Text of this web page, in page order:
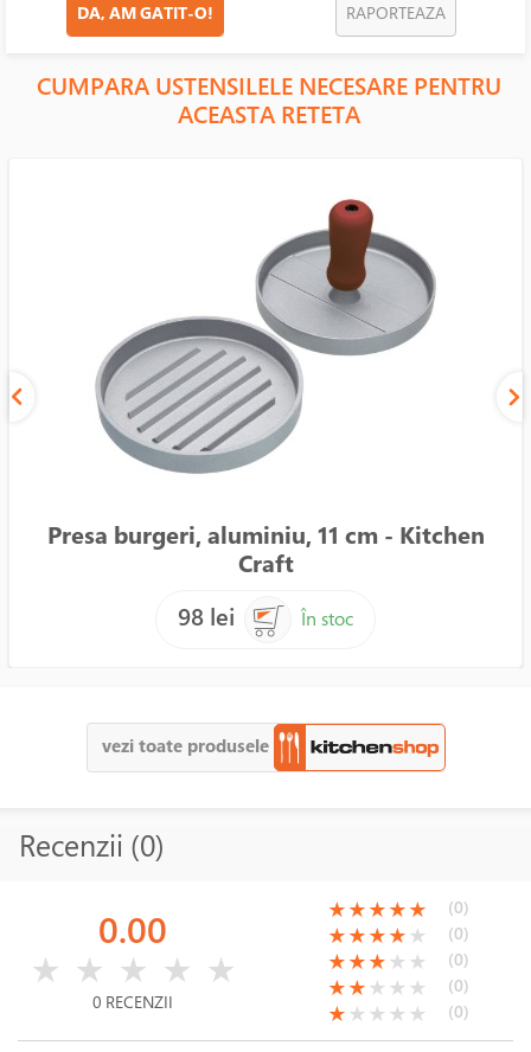
DA, AM GATIT-O! RAPORTEAZA
CUMPARA USTENSILELE NECESARE PENTRU
ACEASTA RETETA
Presa burgeri, aluminiu, 11 cm - Kitchen
Craft
98 lei
În stoc
vezi toate produsele
Recenzii (0)
0.00
★ ★ ★ ★ ★
0 RECENZII
(*)
★(*)
★(*)
★(*)
★(*)
★ (0)
(*)
★(*)
★(*)
★(*)
★( )
★ (0)
(*)
★(*)
★(*)
★( )
★ ( )
★ (0)
(*)
★(*)
★( )
★ ( )
★ ( )
★ (0)
(*)
★( )
★ ( )
★ ( )
★ ( )
★ (0)